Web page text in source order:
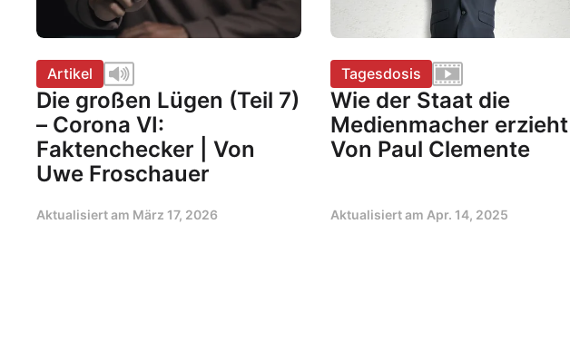
Artikel
Die großen Lügen (Teil 7)
– Corona VI:
Faktenchecker | Von
Uwe Froschauer
Aktualisiert am März 17, 2026
Tagesdosis
Wie der Staat die
Medienmacher erzieht |
Von Paul Clemente
Aktualisiert am Apr. 14, 2025